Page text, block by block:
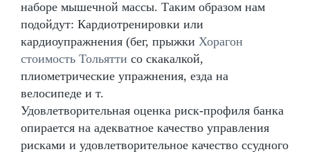
наборе мышечной массы. Таким образом нам
подойдут: Кардиотренировки или
кардиоупражнения (бег, прыжки Хорагон
стоимость Тольятти со скакалкой,
плиометрические упражнения, езда на
велосипеде и т.
Удовлетворительная оценка риск-профиля банка
опирается на адекватное качество управления
рисками и удовлетворительное качество ссудного